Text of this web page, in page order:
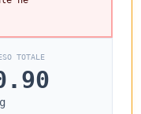
TOTALE